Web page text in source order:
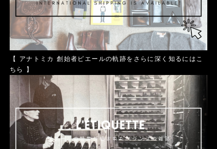
【 アナトミカ 創始者ピエールの軌跡をさらに深く知るにはこ
ちら
】